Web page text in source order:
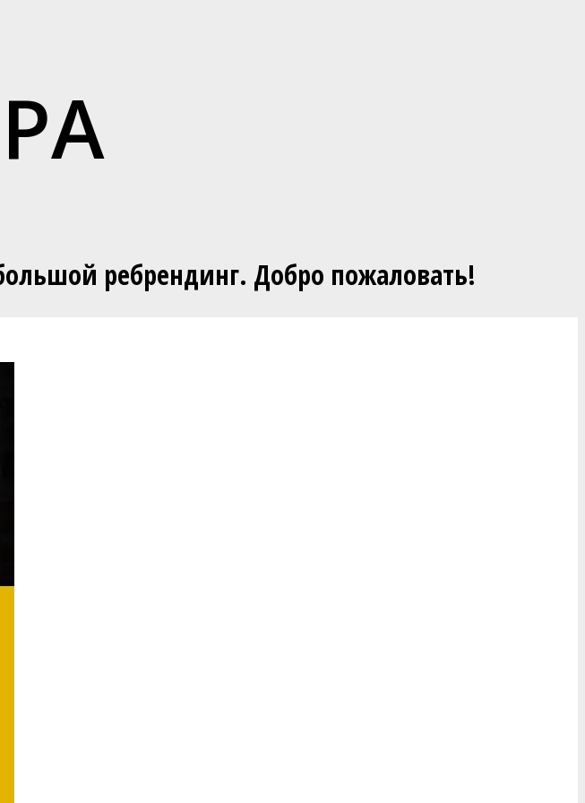
ребрендинг. Добро пожаловать!